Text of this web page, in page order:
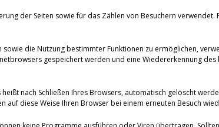
der Seiten sowie für das Zählen von Besuchern verwendet.
die Nutzung bestimmter Funktionen zu ermöglichen,
gespeichert werden und eine Wiedererkennung
nach Schließen Ihres Browsers, automatisch gelöscht
auf diese Weise Ihren Browser bei einem erneuten Besuch